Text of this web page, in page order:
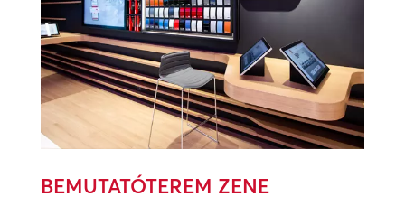
BEMUTATÓTEREM ZENE